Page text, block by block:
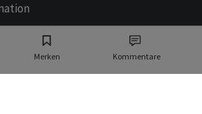
Merken Kommentare
Medien Schweiz